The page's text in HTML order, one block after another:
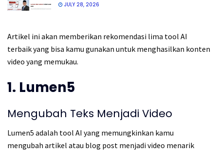
JULY 28, 2026
Artikel ini akan memberikan rekomendasi lima tool AI
terbaik yang bisa kamu gunakan untuk menghasilkan konten
video yang memukau.
1. Lumen5
Mengubah Teks Menjadi Video
Lumen5 adalah tool AI yang memungkinkan kamu
mengubah artikel atau blog post menjadi video menarik